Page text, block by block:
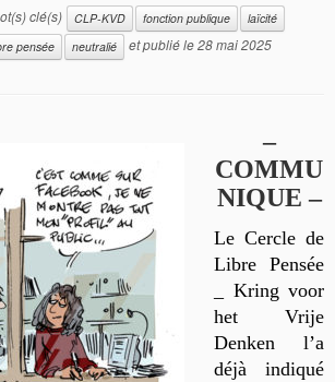
clé(s) CLP-KVD fonction publique
laïcité
pensée neutralié et publié le28 mai 2025
–
COMMU
NIQUE –
Le Cercle de
Libre Pensée
_ Kring voor
het Vrije
Denken l’a
déjà indiqué